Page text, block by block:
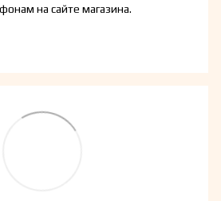
на сайте магазина.